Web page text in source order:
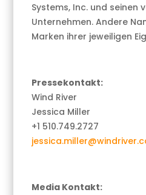
Systems, Inc. und seinen
Unternehmen. Andere
Marken ihrer jeweiligen
Pressekontakt:
Wind River
Jessica Miller
+1 510.749.2727
Media Kontakt: